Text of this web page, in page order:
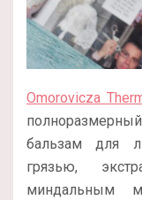
Omorovicza
бальзам для
грязью,
миндальным